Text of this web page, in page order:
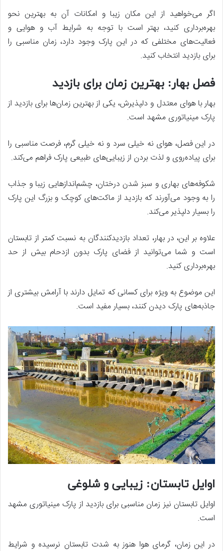
اگر می‌خواهید از این مکان زیبا و امکانات آن به بهترین نحو
بهره‌برداری کنید، بهتر است با توجه به شرایط آب و هوایی و
فعالیت‌های مختلفی که در این پارک وجود دارد، زمان مناسبی را
برای بازدید انتخاب کنید.
فصل بهار: بهترین زمان برای بازدید
بهار با هوای معتدل و دلپذیرش، یکی از بهترین زمان‌ها برای بازدید از
پارک مینیاتوری مشهد است.
در این فصل، هوای نه خیلی سرد و نه خیلی گرم، فرصت مناسبی را
برای پیاده‌روی و لذت بردن از زیبایی‌های طبیعی پارک فراهم می‌کند.
شکوفه‌های بهاری و سبز شدن درختان، چشم‌اندازهایی زیبا و جذاب
را به وجود می‌آورند که بازدید از ماکت‌های کوچک و بزرگ این پارک
را بسیار دلپذیر می‌کند.
علاوه بر این، در بهار، تعداد بازدیدکنندگان به نسبت کمتر از تابستان
است و شما می‌توانید از فضای پارک بدون ازدحام بیش از حد
بهره‌برداری کنید.
این موضوع به ویژه برای کسانی که تمایل دارند با آرامش بیشتری از
جاذبه‌های پارک دیدن کنند، بسیار مفید است.
اوایل تابستان: زیبایی و شلوغی
اوایل تابستان نیز زمان مناسبی برای بازدید از پارک مینیاتوری مشهد
است.
در این زمان، گرمای هوا هنوز به شدت تابستان نرسیده و شرایط